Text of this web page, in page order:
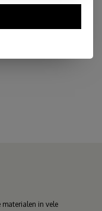
materialen in vele